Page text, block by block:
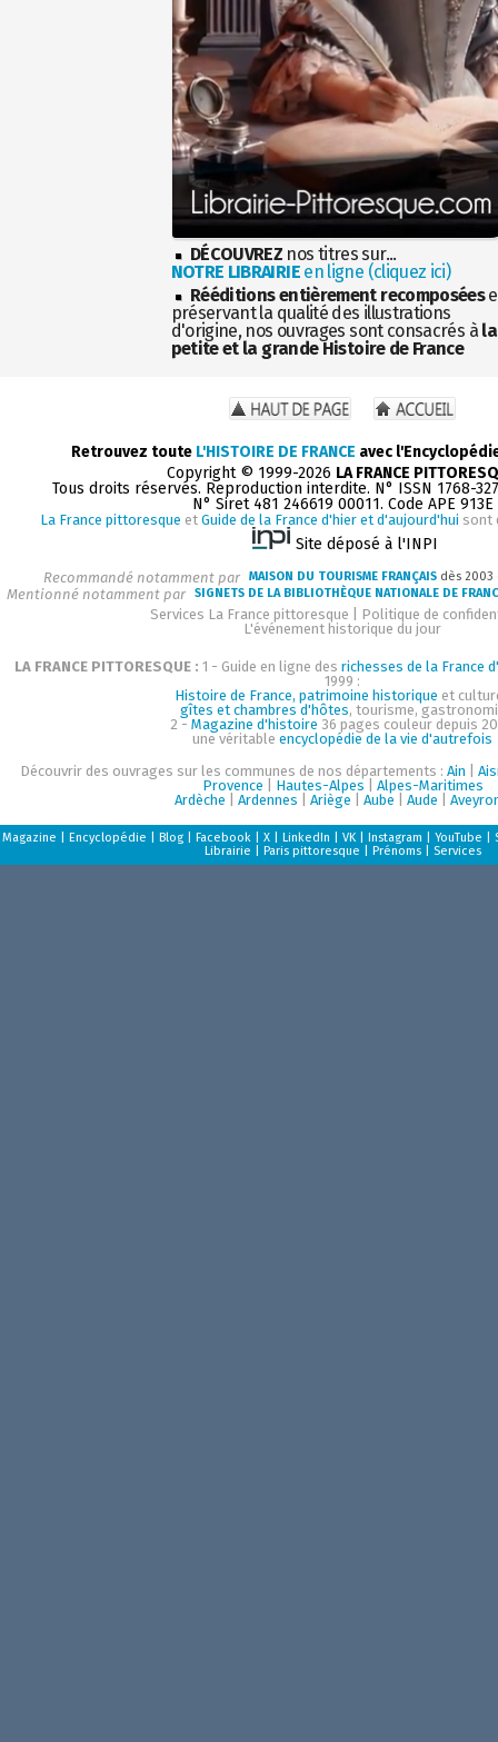
DÉCOUVREZ nos titres sur...
NOTRE LIBRAIRIEen ligne (cliquez ici)
Rééditions entièrement recomposées
préservant la qualité des illustrations
d'origine, nos ouvrages sont consacrés à la
petite et la grande Histoire de France
Retrouvez toute L'HISTOIRE DE FRANCE avec
Copyright © 1999-2026 LA FRANCE
Tous droits réservés. Reproduction interdite. N° ISSN 1768-
N° Siret 481 246619 00011. Code APE 913E
La France pittoresque et Guide de la France d'hier et d'aujourd'hui sont
Site déposé à l'INPI
Recommandé notamment par MAISON DU TOURISME FRANÇAIS dès
Mentionné notamment par SIGNETS DE LA BIBLIOTHÈQUE NATIONALE DE
Services La France pittoresque
Politique de
L'événement historique du jour
LA FRANCE PITTORESQUE : 1 - Guide en ligne des richesses de la France
1999 :
Histoire de France, patrimoine historique et
gîtes et chambres d'hôtes, tourisme,
2 - Magazine d'histoire 36 pages couleur depuis
une véritable encyclopédie de la vie d'autrefois
Découvrir des ouvrages sur les communes de nos départements : Ain
Provence
Hautes-Alpes
Alpes-Maritimes
Ardèche
Ardennes Ariège Aube Aude
Magazine Encyclopédie Blog| Facebook| X| LinkedIn VK| Instagram YouTube
Librairie
Paris pittoresque Prénoms| Services